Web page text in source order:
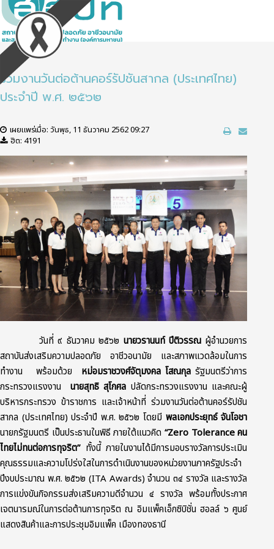
ร่วมงานวันต่อต้านคอร์รัปชันสากล (ประเทศไทย)
ประจำปี พ.ศ. ๒๕๖๒
เผยแพร่เมื่อ: วันพุธ, 11 ธันวาคม 2562 09:27
ฮิต: 4191
วันที่ ๙ ธันวาคม ๒๕๖๒ นายวรานนท์ ปีติวรรณผู้อำนวยการ
สถาบันส่งเสริมความปลอดภัย อาชีวอนามัย และสภาพแวดล้อมในการ
ทำงาน พร้อมด้วย หม่อมราชวงศ์จัตุมงคล โสณกุล รัฐมนตรีว่าการ
กระทรวงแรงงาน นายสุทธิ สุโกศล ปลัดกระทรวงแรงงาน และคณะผู้
บริหารกระทรวง ข้าราชการ และเจ้าหน้าที่ ร่วมงานวันต่อต้านคอร์รัปชัน
สากล (ประเทศไทย) ประจำปี พ.ศ. ๒๕๖๒ โดยมี พลเอกประยุทธ์ จันโอชา
นายกรัฐมนตรี เป็นประธานในพิธี ภายใต้แนวคิด “Zero Tolerance คน
ไทยไม่ทนต่อการทุจริต”ทั้งนี้ ภายในงานได้มีการมอบรางวัลการประเมิน
คุณธรรมและความโปร่งใสในการดำเนินงานของหน่วยงานภาครัฐประจำ
ปีงบประมาณ พ.ศ. ๒๕๖๒ (ITA Awards) จำนวน ๓๔ รางวัล และรางวัล
การแข่งขันกิจกรรมส่งเสริมความดีจำนวน ๔ รางวัล พร้อมทั้งประกาศ
เจตนารมณ์ในการต่อต้านการทุจริต ณ อิมแพ็คเอ็กซิบิชั่น ฮอลล์ ๖ ศูนย์
แสดงสินค้าและการประชุมอิมแพ็ค เมืองทองธานี